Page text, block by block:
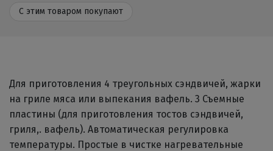
С этим товаром покупают
Для приготовления 4 треугольных сэндвичей, жарки
на гриле мяса или выпекания вафель. 3 Съемные
пластины (для приготовления тостов сэндвичей,
гриля,. вафель). Автоматическая регулировка
температуры. Простые в чистке нагревательные